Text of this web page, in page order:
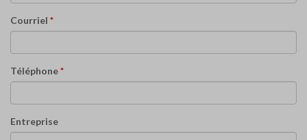
Courriel *
Téléphone*
Entreprise